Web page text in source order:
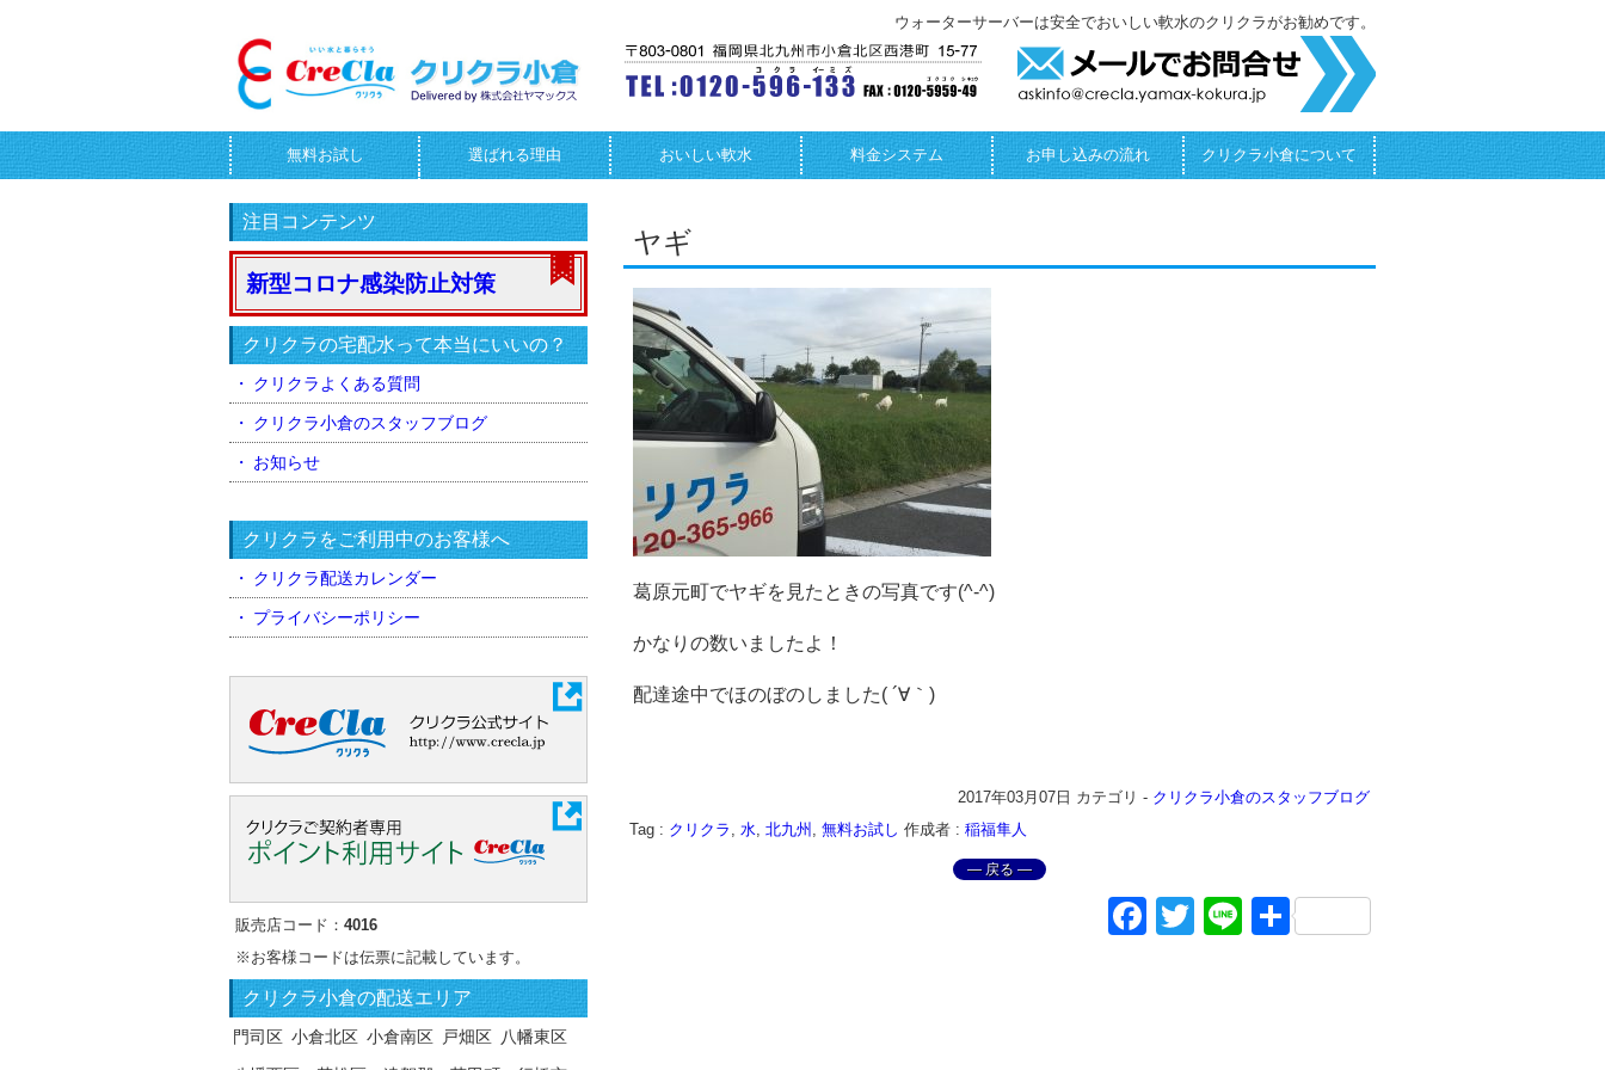
ウォーターサーバーは安全でおいしい軟水のクリクラがお勧めです。
無料お試し 選ばれる理由 おいしい軟水 料金システム お申し込みの流れ クリクラ小倉について
ヤギ
葛原元町でヤギを見たときの写真です(^-^)
かなりの数いましたよ！
配達途中でほのぼのしました( ´∀｀)
Facebook
Twitter
Line共
2017年03月07日 カテゴリ - クリクラ小倉のスタッフブログ
Tag : クリクラ , 水, 北九州 , 無料お試し 作成者 : 稲福隼人
― 戻る ―
注目コンテンツ
新型コロナ感染防止対策
クリクラの宅配水って本当にいいの？
クリクラよくある質問
クリクラ小倉のスタッフブログ
お知らせ
クリクラをご利用中のお客様へ
クリクラ配送カレンダー
プライバシーポリシー
販売店コード： 4016
※お客様コードは伝票に記載しています。
クリクラ小倉の配送エリア
門司区 小倉北区 小倉南区 戸畑区 八幡東区